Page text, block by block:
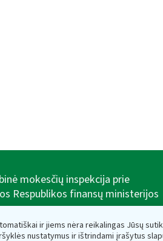
ir jiems nėra reikalingas Jūsų
nustatymus ir ištrindami įrašytus
mokesčių inspekcija prie
Respublikos finansų ministerijos
16-osios g. 14, 01107 Vilnius, Lietuva,
vmi@vmi.lt, E. pristatymo dėžutės adresas